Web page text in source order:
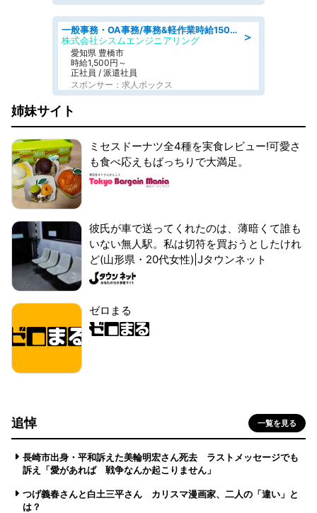
＞
一般事務・OA事務/事務&軽作業時給1500円土日祝休み各種社保完備
株式会社シスムエンジニアリング
愛知県 豊橋市
時給1,500円～
正社員 / 派遣社員
スポンサー：求人ボックス
姉妹サイト
ミセスドーナツ全4種を実食レビュー!可愛さ
も食べ応えもばっちりで大満足。
彼氏が車で送ってくれたのは、薄暗くて誰も
いない無人駅。私は切符を買おうとしたけれ
ど(山形県・20代女性)|Jタウンネット
ゼロまる
追悼 一覧を見る
長崎市出身・平和訴えた美輪明宏さん死去 ラストメッセージでも
訴え「愛があれば 戦争なんか起こりません」
つげ義春さんと白土三平さん カリスマ漫画家、二人の「違い」と
は？